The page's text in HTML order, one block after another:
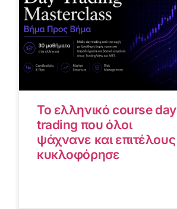
Το ελληνικό course day
trading που όλοι
ψάχνανε και επιτέλους
κυκλοφόρησε